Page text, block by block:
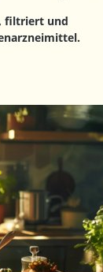
filtriert und